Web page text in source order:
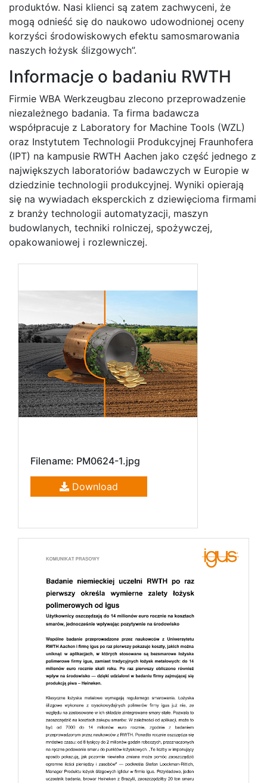
produktów. Nasi klienci są zatem zachwyceni, że
mogą odnieść się do naukowo udowodnionej oceny
korzyści środowiskowych efektu samosmarowania
naszych łożysk ślizgowych”.
Informacje o badaniu RWTH
Firmie WBA Werkzeugbau zlecono przeprowadzenie
niezależnego badania. Ta firma badawcza
współpracuje z Laboratory for Machine Tools (WZL)
oraz Instytutem Technologii Produkcyjnej Fraunhofera
(IPT) na kampusie RWTH Aachen jako część jednego z
największych laboratoriów badawczych w Europie w
dziedzinie technologii produkcyjnej. Wyniki opierają
się na wywiadach eksperckich z dziewięcioma firmami
z branży technologii automatyzacji, maszyn
budowlanych, techniki rolniczej, spożywczej,
opakowaniowej i rozlewniczej.
Filename: PM0624-1.jpg
Download